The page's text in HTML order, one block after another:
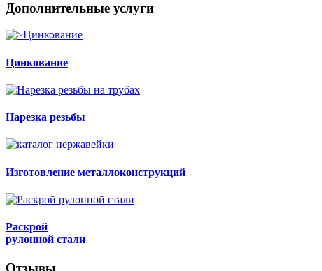
Дополнительные услуги
Цинкование
Нарезка резьбы
Изготовление металлоконструкций
Раскрой
рулонной стали